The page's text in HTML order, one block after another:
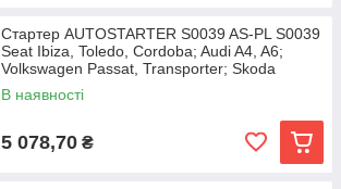
Стартер AUTOSTARTER S0039 AS-PL S0039
Seat Ibiza, Toledo, Cordoba; Audi A4, A6;
Volkswagen Passat, Transporter; Skoda
Superb
В наявності
5 078,70 ₴